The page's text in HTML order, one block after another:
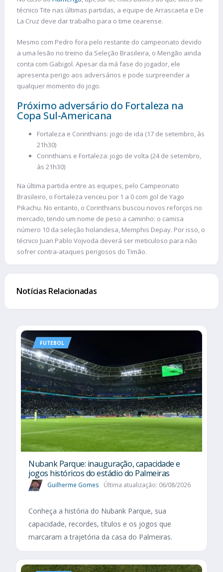
técnico Tite nas últimas partidas, a equipe de Arrascaeta e De
La Cruz deve dar trabalho para o time cearense.
Mesmo com Pedro fora pelo restante do campeonato devido
a uma lesão no treino da Seleção Brasileira, o Mengão ainda
conta com Gabigol. Apesar da má fase do jogador, ele
apresenta perigo aos adversários e pode surpreender a
qualquer momento do jogo.
Próximo adversário do Fortaleza na
Copa Sul-Americana
Fortaleza e Corinthians: jogo de ida (17 de setembro, às
21h30)
Corinthians e Fortaleza: jogo de volta (24 de setembro,
às 21h30)
Na última partida entre as equipes, pelo Campeonato
Brasileiro, o Fortaleza venceu por 1 a 0 com gol de Yago
Pikachu. No entanto, o Corinthians buscou novos reforços no
mercado, tendo um nome de peso a caminho: o camisa
número 10 da seleção holandesa, Memphis Depay. Por isso, o
técnico Juan Pablo Vojvoda deverá ser meticuloso para não
sofrer contra-ataques perigosos do Timão.
Notícias Relacionadas
FUTEBOL
Nubank Parque: inauguração, capacidade e
jogos históricos do estádio do Palmeiras
Guilherme Gomes Última atualização: 06/08/2026
Conheça a história do Nubank Parque, sua
capacidade, recordes, títulos e os jogos que
marcaram a trajetória da casa do Palmeiras.